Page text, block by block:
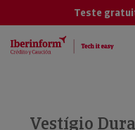
Teste
Vestígio